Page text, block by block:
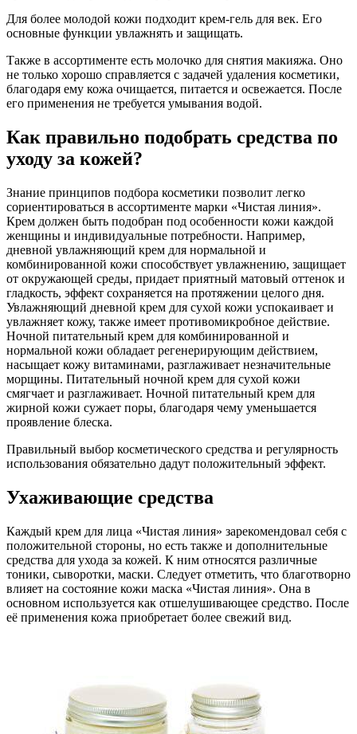
Для более молодой кожи подходит крем-гель для век. Его
основные функции увлажнять и защищать.
Также в ассортименте есть молочко для снятия макияжа. Оно
не только хорошо справляется с задачей удаления косметики,
благодаря ему кожа очищается, питается и освежается. После
его применения не требуется умывания водой.
Как правильно подобрать средства по
уходу за кожей?
Знание принципов подбора косметики позволит легко
сориентироваться в ассортименте марки «Чистая линия».
Крем должен быть подобран под особенности кожи каждой
женщины и индивидуальные потребности. Например,
дневной увлажняющий крем для нормальной и
комбинированной кожи способствует увлажнению, защищает
от окружающей среды, придает приятный матовый оттенок и
гладкость, эффект сохраняется на протяжении целого дня.
Увлажняющий дневной крем для сухой кожи успокаивает и
увлажняет кожу, также имеет противомикробное действие.
Ночной питательный крем для комбинированной и
нормальной кожи обладает регенерирующим действием,
насыщает кожу витаминами, разглаживает незначительные
морщины. Питательный ночной крем для сухой кожи
смягчает и разглаживает. Ночной питательный крем для
жирной кожи сужает поры, благодаря чему уменьшается
проявление блеска.
Правильный выбор косметического средства и регулярность
использования обязательно дадут положительный эффект.
Ухаживающие средства
Каждый крем для лица «Чистая линия» зарекомендовал себя с
положительной стороны, но есть также и дополнительные
средства для ухода за кожей. К ним относятся различные
тоники, сыворотки, маски. Следует отметить, что благотворно
влияет на состояние кожи маска «Чистая линия». Она в
основном используется как отшелушивающее средство. После
её применения кожа приобретает более свежий вид.